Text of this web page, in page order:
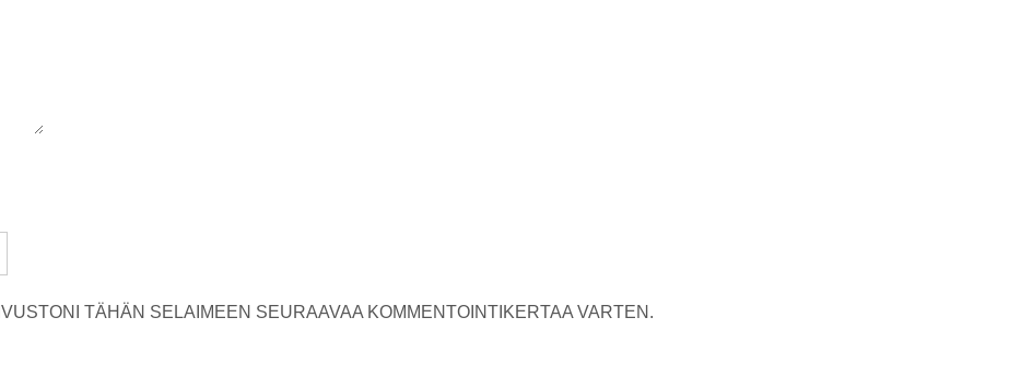
TÄHÄN SELAIMEEN SEURAAVAA KOMMENTOINTIKERTAA VARTEN.